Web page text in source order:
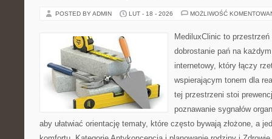
POSTED BY ADMIN LUT - 18 - 2026 MOŻLIWOŚĆ
MediluxClinic to
dobrostanie pań na
internetowy, który łączy
wspierającym tonem dla
tej przestrzeni stoi
poznawanie sygnałów
aby ułatwiać orientację tematy, które często bywają złożone, a